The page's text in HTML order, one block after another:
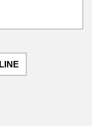
LINE